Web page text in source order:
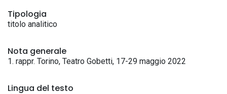
Tipologia
titolo analitico
Nota generale
1. rappr. Torino, Teatro Gobetti, 17-29 maggio 2022
Lingua del testo